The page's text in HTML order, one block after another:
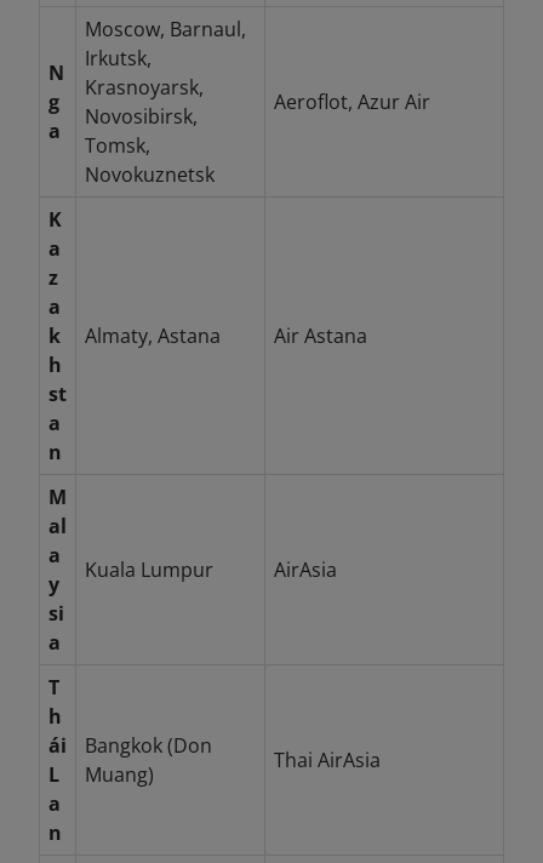
N
g
a
Moscow, Barnaul,
Irkutsk,
Krasnoyarsk,
Novosibirsk,
Tomsk,
Novokuznetsk
Aeroflot, Azur Air
K
a
z
a
k
h
st
a
n
Almaty, Astana Air Astana
M
al
a
y
si
a
Kuala Lumpur AirAsia
T
h
ái
L
a
n
Bangkok (Don
Muang)
Thai AirAsia